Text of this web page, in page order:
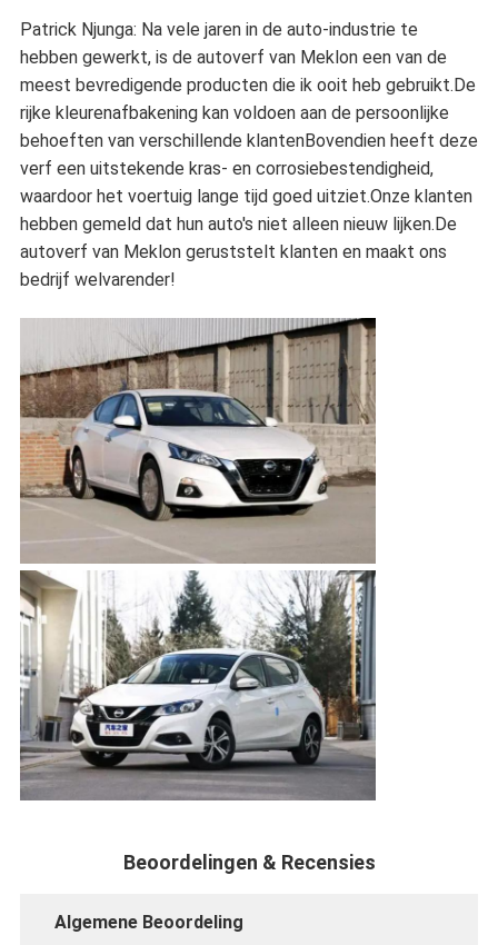
Patrick Njunga: Na vele jaren in de auto-industrie te
hebben gewerkt, is de autoverf van Meklon een van de
meest bevredigende producten die ik ooit heb gebruikt.De
rijke kleurenafbakening kan voldoen aan de persoonlijke
behoeften van verschillende klantenBovendien heeft deze
verf een uitstekende kras- en corrosiebestendigheid,
waardoor het voertuig lange tijd goed uitziet.Onze klanten
hebben gemeld dat hun auto's niet alleen nieuw lijken.De
autoverf van Meklon geruststelt klanten en maakt ons
bedrijf welvarender!
Beoordelingen & Recensies
Algemene Beoordeling